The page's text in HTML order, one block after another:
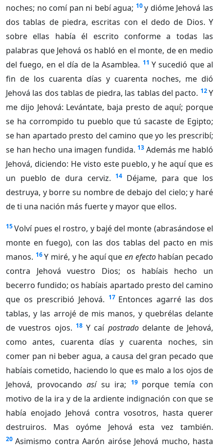
noches; no comí pan ni bebí agua; 10 y dióme Jehová las
dos tablas de piedra, escritas con el dedo de Dios. Y
sobre ellas había él escrito conforme a todas las
palabras que Jehová os habló en el monte, de en medio
del fuego, en el día de la Asamblea. 11 Y sucedió que al
fin de los cuarenta días y cuarenta noches, me dió
Jehová las dos tablas de piedra, las tablas del pacto. 12Y
me dijo Jehová: Levántate, baja presto de aquí; porque
se ha corrompido tu pueblo que tú sacaste de Egipto;
se han apartado presto del camino que yo les prescribí;
se han hecho una imagen fundida. 13 Además me habló
Jehová, diciendo: He visto este pueblo, y he aquí que es
un pueblo de dura cerviz.
14 Déjame, para que los
destruya, y borre su nombre de debajo del cielo; y haré
de ti una nación más fuerte y mayor que ellos.
15Volví pues el rostro, y bajé del monte (abrasándose el
monte en fuego), con las dos tablas del pacto en mis
manos. 16 Y miré, y he aquí queen efectohabían pecado
contra Jehová vuestro Dios; os habíais hecho un
becerro fundido; os habíais apartado presto del camino
que os prescribió Jehová. 17 Entonces agarré las dos
tablas, y las arrojé de mis manos, y quebrélas delante
de vuestros ojos. 18 Y caí postradodelante de Jehová,
como antes, cuarenta días y cuarenta noches, sin
comer pan ni beber agua, a causa del gran pecado que
habíais cometido, haciendo lo que es malo a los ojos de
Jehová, provocando asísu ira; 19 porque temía con
motivo de la ira y de la ardiente indignación con que se
había enojado Jehová contra vosotros, hasta querer
destruiros. Mas oyóme Jehová esta vez también.
20 Asimismo contra Aarón airóse Jehová mucho, hasta